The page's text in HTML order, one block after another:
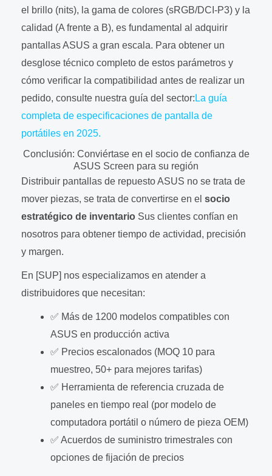
el brillo (nits), la gama de colores (sRGB/DCI-P3) y la
calidad (A frente a B), es fundamental al adquirir
pantallas ASUS a gran escala. Para obtener un
desglose técnico completo de estos parámetros y
cómo verificar la compatibilidad antes de realizar un
pedido, consulte nuestra guía del sector: La guía
completa de especificaciones de pantalla de
portátiles en 2025.
Conclusión: Conviértase en el socio de confianza de
ASUS Screen para su región
Distribuir pantallas de repuesto ASUS no se trata de
mover piezas, se trata de convertirse en el socio
estratégico de inventario Sus clientes confían en
nosotros para obtener tiempo de actividad, precisión
y margen.
En [SUP] nos especializamos en atender a
distribuidores que necesitan:
✅ Más de 1200 modelos compatibles con
ASUS en producción activa
✅ Precios escalonados (MOQ 10 para
muestreo, 50+ para mejores tarifas)
✅ Herramienta de referencia cruzada de
paneles en tiempo real (por modelo de
computadora portátil o número de pieza OEM)
✅ Acuerdos de suministro trimestrales con
opciones de fijación de precios